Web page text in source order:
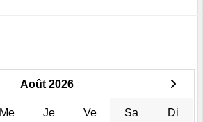
Août 2026
Me Je Ve Sa Di